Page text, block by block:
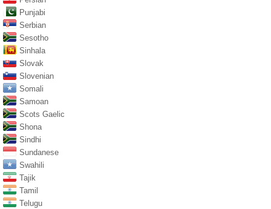
Punjabi
Serbian
Sesotho
Sinhala
Slovak
Slovenian
Somali
Samoan
Scots Gaelic
Shona
Sindhi
Sundanese
Swahili
Tajik
Tamil
Telugu